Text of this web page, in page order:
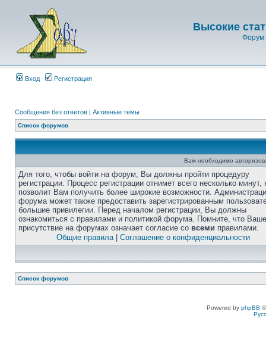
Высокие
Форум
Вход Регистрация
Сообщения без ответов | Активные темы
Список форумов
Вам необходимо
Для того, чтобы войти на форум, Вы должны пройти процедуру
регистрации. Процесс регистрации отнимет всего несколько минут,
позволит Вам получить более широкие возможности.
форума может также предоставить зарегистрированным
большие привилегии. Перед началом регистрации, Вы должны
ознакомиться с правилами и политикой форума. Помните, что Ваше
присутствие на форумах означает согласие со всеми правилами.
Общие правила| Соглашение о конфиденциальности
Список форумов
Powered by phpBB